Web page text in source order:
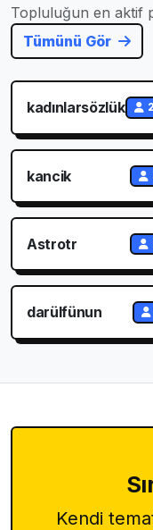
Topluluğun en aktif
Tümünü Gör
kadınlarsözlük
kancik
Astrotr
darülfünun
Kendi